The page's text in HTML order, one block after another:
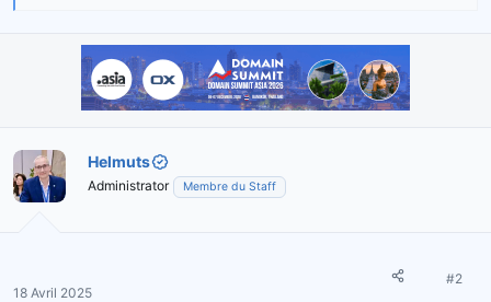
s
:
Helmuts
Administrator Membre du Staff
18 Avril 2025
#2